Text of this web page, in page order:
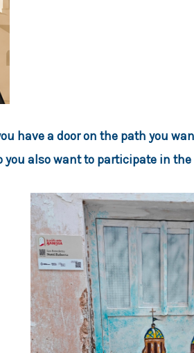
have a door on the path you
you also want to participate in